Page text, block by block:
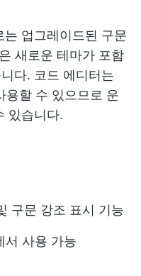
는 업그레이드된 구문
새로운 테마가 포함
다. 코드 에디터는
할 수 있으므로 운
있습니다.
구문 강조 표시 기능
사용 가능